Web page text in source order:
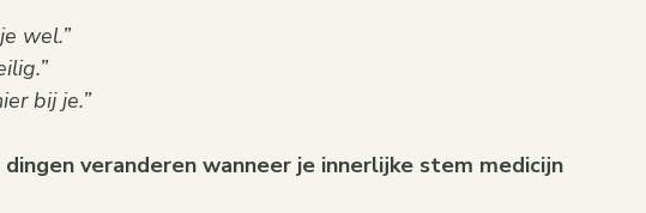
wel.”
bij je.”
veranderen wanneer je innerlijke stem medicijn